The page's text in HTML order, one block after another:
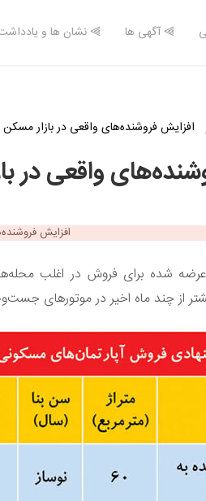
⫸ آگهی ها ⫸ نشان ها و
افزایش فروشنده‌های واقعی در بازار مسکن
واقعی در
عرضه شده برای فروش در اغلب
از چند ماه اخیر در موتورهای